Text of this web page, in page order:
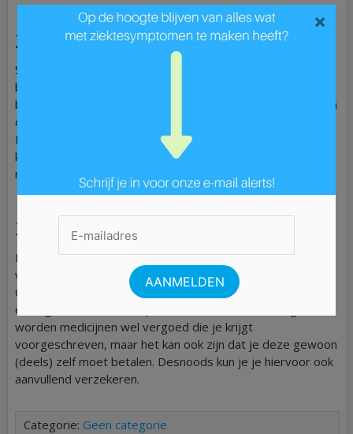
2. Thuiszorg
Stel je voor: je bent net geopereerd, maar je mag
binnenkort al wel het ziekenhuis verlaten. Het is de
bedoeling dat je thuis verder herstelt van deze operatie. In
dat geval kan thuiszorg nog weleens van pas komen.
Dankzij thuiszorg word jij namelijk vanuit huis verzorgd en
kun je hulp krijgen bij het verzorgen van jezelf, zodat je er
niet alleen voor staat.
3. Medicijnen
De kans is aanwezig dat je medicijnen krijgt
voorgeschreven als je kampt met een blessure of ziekte.
Ook hierbij is het weer belangrijk om jouw zorgverzekering
eens goed onder de loep te nemen. In de meeste gevallen
worden medicijnen wel vergoed die je krijgt
voorgeschreven, maar het kan ook zijn dat je deze gewoon
(deels) zelf moet betalen. Desnoods kun je je hiervoor ook
aanvullend verzekeren.
Categorie: Geen categorie
×